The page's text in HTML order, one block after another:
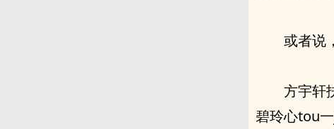
或者说
方宇轩
碧玲心tou